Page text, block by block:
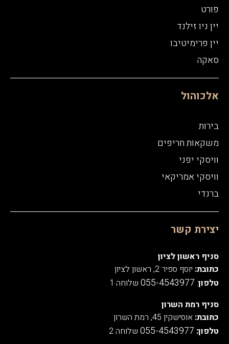
פורט
יין ניו זילנד
יין פרימיטיבו
סאקה
אלכוהול
בירות
משקאות חריפים
וויסקי יפני
וויסקי אמריקאי
ברנדי
יצירת קשר
סניף ראשון לציון
כתובת: יוסף ספיר 2, ראשון לציון
טלפון:
055-4543977 שלוחה 1
סניף רמת השרון
כתובת: אוסישקין 45, רמת השרון
טלפון: 055-4543977 שלוחה 2